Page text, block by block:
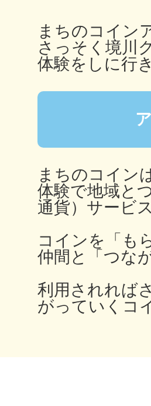
まちのコイン
さっそく境川
体験をしに行
まちのコイン
体験で地域と
通貨）サービス
コインを「も
仲間と「つな
利用されれば
がっていくコ